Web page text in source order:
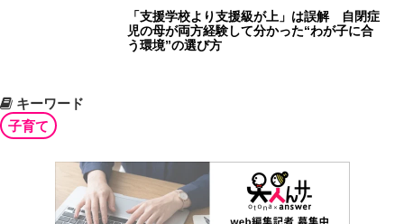
「支援学校より支援級が上」は誤解 自閉症
児の母が両方経験して分かった“わが子に合
う環境”の選び方
キーワード
子育て